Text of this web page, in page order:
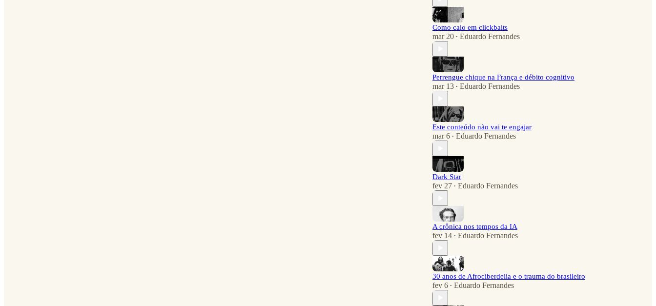
Como caio em clickbaits
mar 20 • Eduardo Fernandes
Perrengue chique na França e débito cognitivo
mar 13 • Eduardo Fernandes
Este conteúdo não vai te engajar
mar 6 • Eduardo Fernandes
Dark Star
fev 27 • Eduardo Fernandes
A crônica nos tempos da IA
fev 14 • Eduardo Fernandes
30 anos de Afrociberdelia e o trauma do brasileiro
fev 6 • Eduardo Fernandes